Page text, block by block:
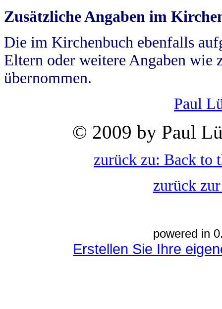
Zusätzliche Angaben im
Die im Kirchenbuch ebenfalls
Eltern oder weitere Angaben wie
übernommen.
Paul
© 2009 by Paul
zurück zu: Back to
zurück
powered in
Erstellen Sie Ihre